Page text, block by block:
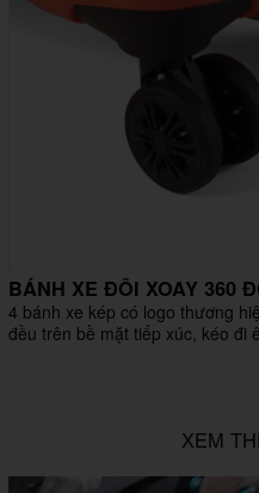
BÁNH XE ĐÔI XOAY 360
4 bánh xe kép có logo thương
đều trên bề mặt tiếp xúc, kéo đi
XEM